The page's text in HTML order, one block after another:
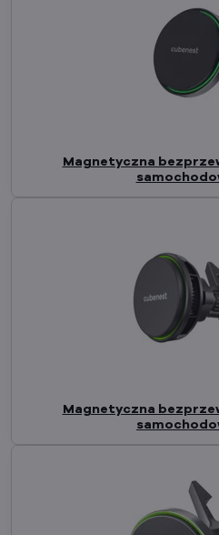
Magnetyczna
Magnetyczna